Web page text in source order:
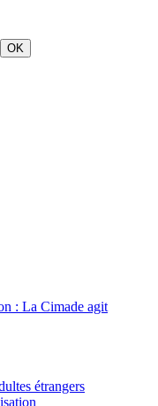
OK
: La Cimade agit
étrangers